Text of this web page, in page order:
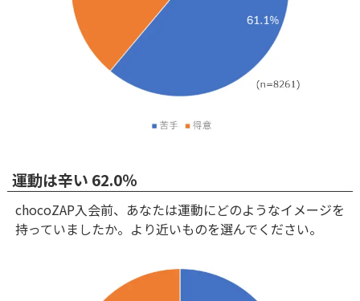
運動は辛い 62.0％
chocoZAP入会前、あなたは運動にどのようなイメージを
持っていましたか。より近いものを選んでください。